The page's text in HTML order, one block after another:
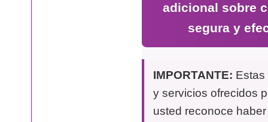
adicional sobre
segura y
IMPORTANTE:
y servicios ofrecidos
usted reconoce